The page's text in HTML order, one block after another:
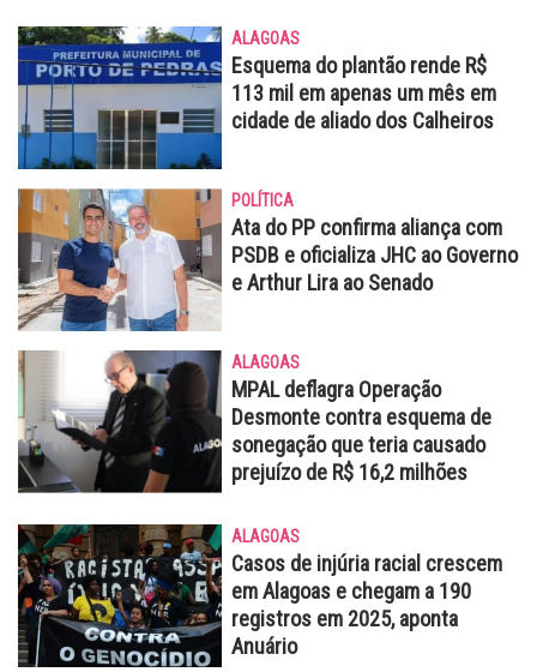
ALAGOAS
Esquema do plantão rende R$
113 mil em apenas um mês em
cidade de aliado dos Calheiros
POLÍTICA
Ata do PP confirma aliança com
PSDB e oficializa JHC ao Governo
e Arthur Lira ao Senado
ALAGOAS
MPAL deflagra Operação
Desmonte contra esquema de
sonegação que teria causado
prejuízo de R$ 16,2 milhões
ALAGOAS
Casos de injúria racial crescem
em Alagoas e chegam a 190
registros em 2025, aponta
Anuário